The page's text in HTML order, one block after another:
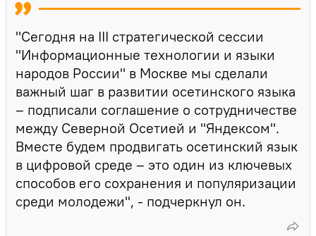
"Сегодня на III стратегической сессии
"Информационные технологии и языки
народов России" в Москве мы сделали
важный шаг в развитии осетинского языка
– подписали соглашение о сотрудничестве
между Северной Осетией и "Яндексом".
Вместе будем продвигать осетинский язык
в цифровой среде – это один из ключевых
способов его сохранения и популяризации
среди молодежи", - подчеркнул он.